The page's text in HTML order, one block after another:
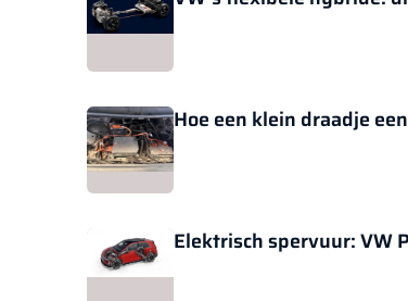
Hoe een klein draadje
Elektrisch spervuur: VW